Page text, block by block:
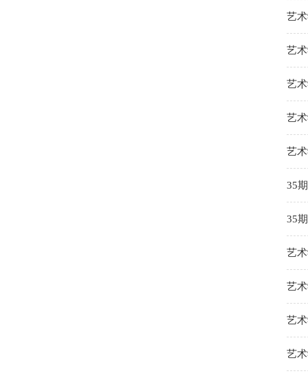
艺
艺
艺
艺
艺
35
35
艺
艺
艺
艺